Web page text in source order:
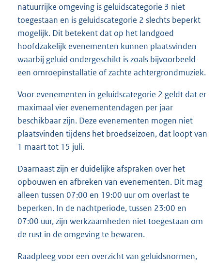
natuurrijke omgeving is geluidscategorie 3 niet
toegestaan en is geluidscategorie 2 slechts beperkt
mogelijk. Dit betekent dat op het landgoed
hoofdzakelijk evenementen kunnen plaatsvinden
waarbij geluid ondergeschikt is zoals bijvoorbeeld
een omroepinstallatie of zachte achtergrondmuziek.
Voor evenementen in geluidscategorie 2 geldt dat er
maximaal vier evenementendagen per jaar
beschikbaar zijn. Deze evenementen mogen niet
plaatsvinden tijdens het broedseizoen, dat loopt van
1 maart tot 15 juli.
Daarnaast zijn er duidelijke afspraken over het
opbouwen en afbreken van evenementen. Dit mag
alleen tussen 07:00 en 19:00 uur om overlast te
beperken. In de nachtperiode, tussen 23:00 en
07:00 uur, zijn werkzaamheden niet toegestaan om
de rust in de omgeving te bewaren.
Raadpleeg voor een overzicht van geluidsnormen,